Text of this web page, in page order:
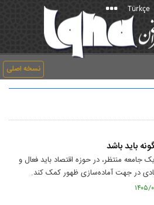
Türkçe
نسخه اصلی
باید باشد
منتظر، در حوزه اقتصاد باید فعال و
در جهت آماده‌سازی ظهور کمک کند.